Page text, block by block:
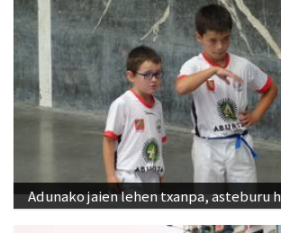
Adunako jaien lehen txanpa, asteburu